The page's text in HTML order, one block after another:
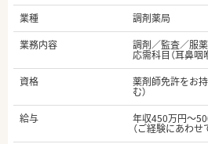
業種
調剤薬局
業務内容
調剤／監査／服
応需科目（耳鼻咽
資格
薬剤師免許をお
む）
給与
年収450万円～
（ご経験にあわせ